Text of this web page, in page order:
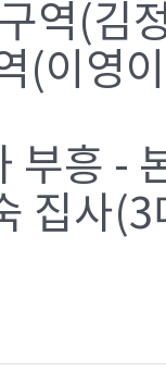
역(김
(이영
부흥 -
집사